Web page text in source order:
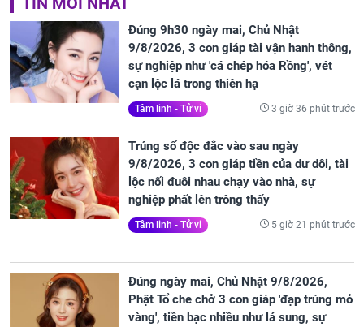
Đúng 9h30 ngày mai, Chủ Nhật
9/8/2026, 3 con giáp tài vận hanh thông,
sự nghiệp như 'cá chép hóa Rồng', vét
cạn lộc lá trong thiên hạ
Tâm linh - Tử vi 3 giờ 36 phút trước
Trúng số độc đắc vào sau ngày
9/8/2026, 3 con giáp tiền của dư dôi, tài
lộc nối đuôi nhau chạy vào nhà, sự
nghiệp phất lên trông thấy
Tâm linh - Tử vi 5 giờ 21 phút trước
Đúng ngày mai, Chủ Nhật 9/8/2026,
Phật Tổ che chở 3 con giáp 'đạp trúng mỏ
vàng', tiền bạc nhiều như lá sung, sự